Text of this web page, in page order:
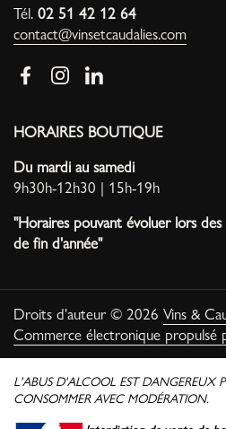
Tél. 02 51 42 12 64
contact@vinsetcaudalies.com
FacebookInstagramLinkedIn
HORAIRES BOUTIQUE
Du mardi au samedi
9h30h-12h30 | 15h-19h
"Horaires pouvant évoluer lors
de fin d'année"
Droits d'auteur © 2026 Vins &
Commerce électronique propulsé
L'ABUS D'ALCOOL EST DANGEREUX
CONSOMMER AVEC MODÉRATION.